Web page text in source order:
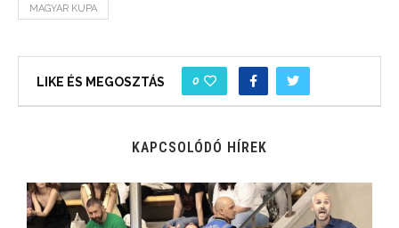
MAGYAR KUPA
LIKE ÉS MEGOSZTÁS 0
KAPCSOLÓDÓ HÍREK